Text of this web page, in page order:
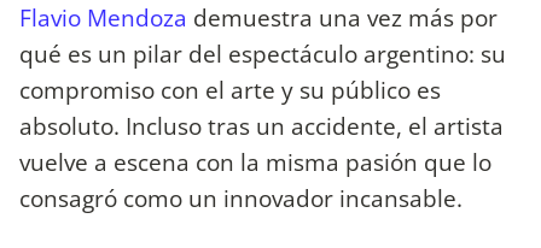
Flavio Mendoza demuestra una vez más por
qué es un pilar del espectáculo argentino: su
compromiso con el arte y su público es
absoluto. Incluso tras un accidente, el artista
vuelve a escena con la misma pasión que lo
consagró como un innovador incansable.